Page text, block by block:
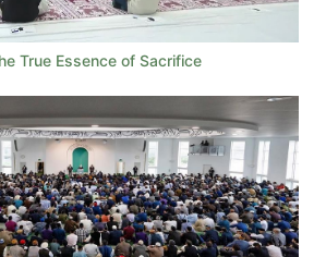
True Essence of Sacrifice